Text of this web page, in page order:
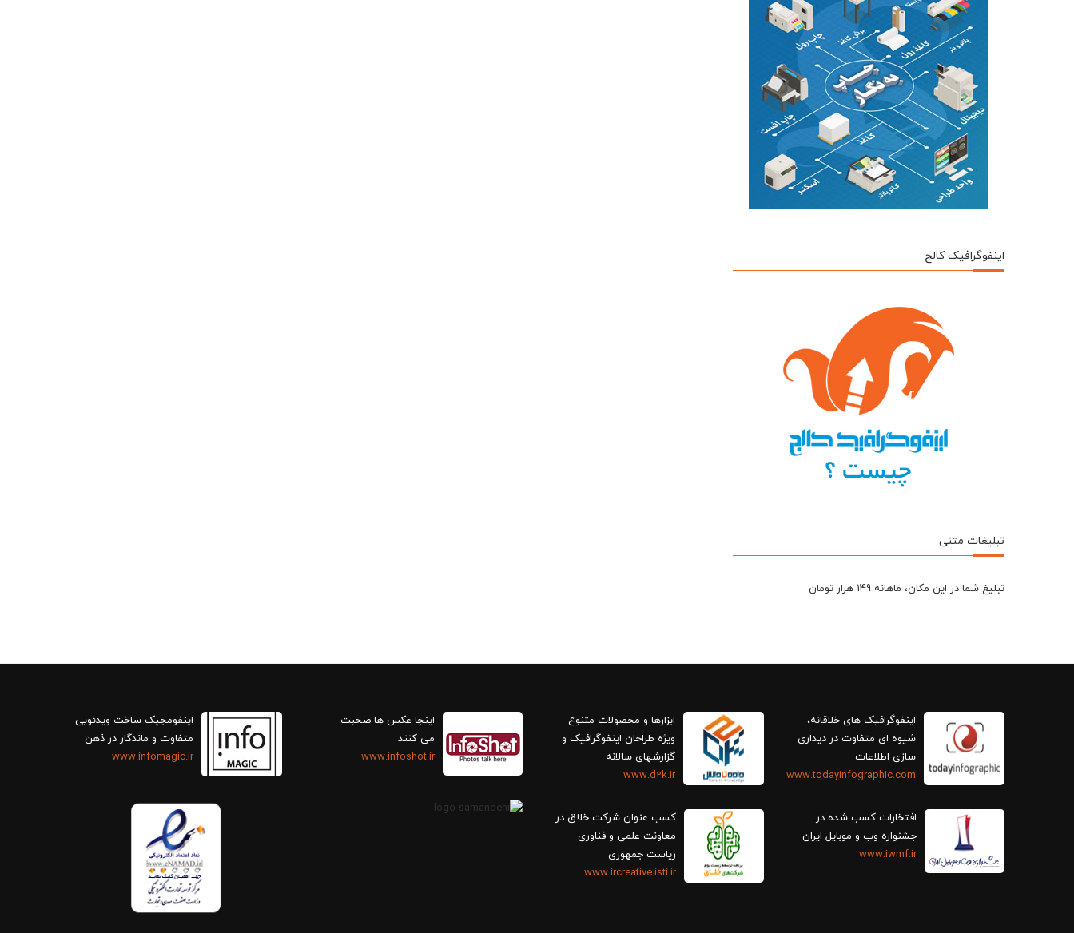
اینفوگرافیک کالج
تبلیغات متنی
تبلیغ شما در این مکان، ماهانه 149 هزار تومان
اینفوگرافیک های خلاقانه،
سازی اطلاعات
www.todayinfographic.com
افتخارات کسب شده در
جشنواره وب و موبایل ایران
www.iwmf.ir
ابزارها و محصولات متنوع
ویژه طراحان اینفوگرافیک و
گزارش‎های سالانه
www.d2k.ir
کسب عنوان شرکت خلاق در
معاونت علمی و فناوری
ریاست جمهوری
www.ircreative.isti.ir
اینجا عکس ها صحبت
می کنند
www.infoshot.ir
اینفومجیک ساخت ویدئویی
متفاوت و ماندگار در ذهن
www.infomagic.ir